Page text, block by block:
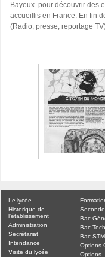
Bayeux pour découvrir des
accueillis en France. En fin
(Radio, presse, reportage
Le lycée
Historique de
l’établissement
Administration
Secrétariat
Intendance
Visite du lycée
Seconde
Bac
Bac
Bac
Options
Options